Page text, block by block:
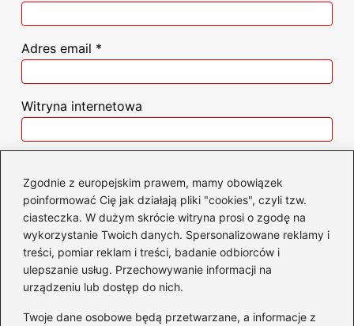
Zgodnie z europejskim prawem, mamy obowiązek
poinformować Cię jak działają pliki "cookies", czyli tzw.
ciasteczka. W dużym skrócie witryna prosi o zgodę na
wykorzystanie Twoich danych. Spersonalizowane reklamy i
treści, pomiar reklam i treści, badanie odbiorców i
ulepszanie usług. Przechowywanie informacji na
urządzeniu lub dostęp do nich.
Twoje dane osobowe będą przetwarzane, a informacje z
Adres email *
Witryna internetowa
podczas pisania kolejnych komentarzy.
Poczytaj więcej